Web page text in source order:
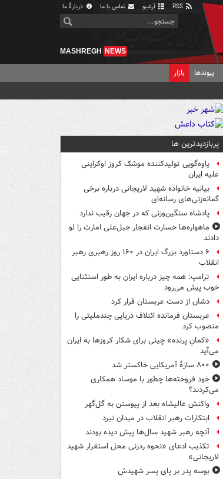
آرشیو تماس با ما دربارهٔ ما
MASHREGH NEWS
پیوندها بازار
پربازدیدترین ها
یاوه‌گویی تولیدکننده موشک کروز اوکراینی
علیه ایران
بیانیه خانواده شهید لاریجانی درباره برخی
گمانه‌زنی‌های رسانه‌ای
پادشاه سنگین‌وزنی که در جهان رقیب ندارد
ماهواره‌ها خسارت انفجار جبل‌علی امارت را لو
دادند
۶ دستاورد بزرگ ایران در ۱۶۰ روز رهبری رهبر
انقلاب
ترامپ: همه چیز درباره ایران به طور استثنایی
خوب پیش می‌رود
دشان از دست عربستان فرار کرد
عربستان فرمانده ائتلاف دریایی چندملیتی را
منصوب کرد
«کمانِ پرنده» چینی برای شکار کروزها به ایران
می‌آید
۸۰۰ سازۀ آمریکایی خاکستر شد
خود فروخته‌ها چطور با موساد همکاری
می‌کردند؟
واکنش عالیشاه بعد از پیوستن به گل‌گهر
ابتکارات رهبر انقلاب در میدان نبرد
آنچه رهبر شهید سال‌ها پیش دیده بودند
تکذیب ادعای «نحوه ردزنی محل استقرار شهید
لاریجانی»
بوسه‌ پدر بر پای پسر شهیدش